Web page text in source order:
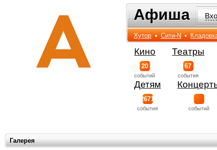
Афиша
Афиша
Хутор • Сити-N •
Кино
20
событий
Театры
67
события
Детям
2671
события событий
Галерея